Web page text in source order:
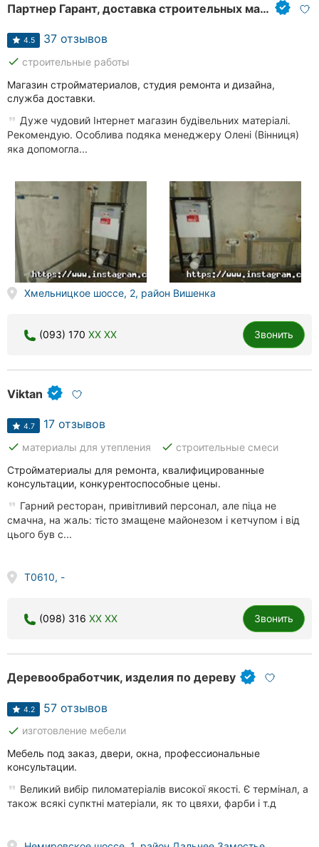
Партнер Гарант, доставка строительных материалов
4.5 37 отзывов
done строительные работы
Магазин стройматериалов, студия ремонта и дизайна,
служба доставки.
Дуже чудовий Інтернет магазин будівельних матеріалі.
Рекомендую. Особлива подяка менеджеру Олені (Вінниця)
яка допомогла...
Хмельницкое шоссе, 2, район Вишенка
(093) 170 XX XX Звонить
Viktan
4.7 17 отзывов
done материалы для утепления done строительные смеси
Стройматериалы для ремонта, квалифицированные
консультации, конкурентоспособные цены.
Гарний ресторан, привітливий персонал, але піца не
смачна, на жаль: тісто змащене майонезом і кетчупом і від
цього був с...
Т0610, -
(098) 316 XX XX Звонить
Деревообработчик, изделия по дереву
4.2 57 отзывов
done изготовление мебели
Мебель под заказ, двери, окна, профессиональные
консультации.
Великий вибір пиломатеріалів високої якості. Є термінал, а
також всякі супктні матеріали, як то цвяхи, фарби і т.д